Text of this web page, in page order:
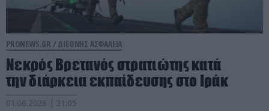
PRONEWS.GR / ΔΙΕΘΝΗΣ ΑΣΦΑΛΕΙΑ
Νεκρός Βρετανός στρατιώτης κατά
την διάρκεια εκπαίδευσης στο Ιράκ
01.06.2026 | 21:05